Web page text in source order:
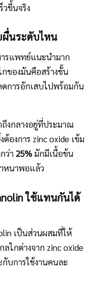
วขึ้นจริง
ผื่นระดับไหน
รแพทย์แนะนำมาก
ของมันคือสร้างชั้น
การอักเสบไปพร้อมกัน
งกลางอยู่ที่ประมาณ
องการ zinc oxide เข้ม
ว่า25%มักมีเนื้อข้น
หนาพอแล้ว
ใช้แทนกันได้
เป็นส่วนผสมที่ให้
ไกต่างจาก zinc oxide
บการใช้งานคนละ